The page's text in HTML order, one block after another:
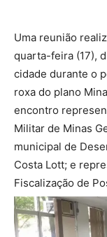
Uma reunião
quarta-feira (17),
cidade durante o
roxa do plano
encontro
Militar de Minas
municipal de
Costa Lott; e
Fiscalização de